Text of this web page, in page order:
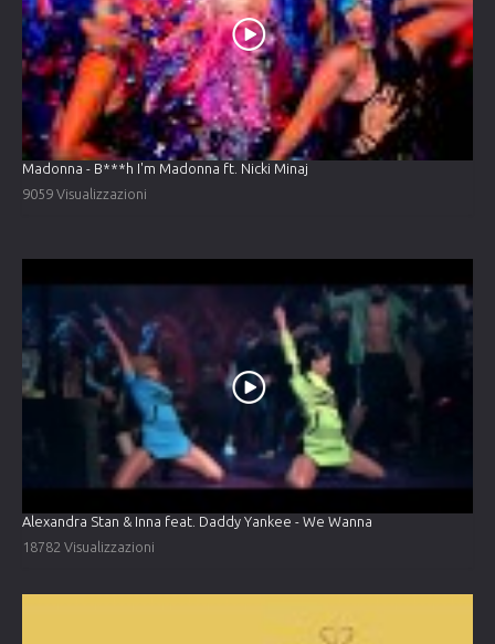
Madonna - B***h I'm Madonna ft. Nicki Minaj
9059 Visualizzazioni
Alexandra Stan & Inna feat. Daddy Yankee - We Wanna
18782 Visualizzazioni